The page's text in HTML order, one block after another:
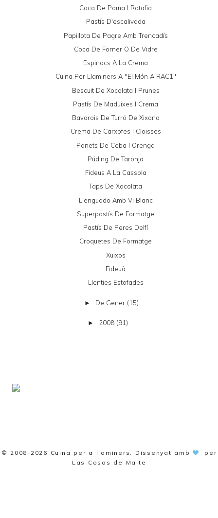
Coca De Poma I Ratafia
Pastís D'escalivada
Papillota De Pagre Amb Trencadís
Coca De Forner O De Vidre
Espinacs A La Crema
Cuina Per Llaminers A "El Món A RAC1"
Bescuit De Xocolata I Prunes
Pastís De Maduixes I Crema
Bavarois De Turró De Xixona
Crema De Carxofes I Cloïsses
Panets De Ceba I Orenga
Púding De Taronja
Fideus A La Cassola
Taps De Xocolata
Llenguado Amb Vi Blanc
Superpastís De Formatge
Pastís De Peres Delfí
Croquetes De Formatge
Xuixos
Fideuà
Llenties Estofades
► De Gener (15)
► 2008 (91)
© 2008-2026 Cuina per a llaminers . Dissenyat amb
per
Las Cosas de Maite